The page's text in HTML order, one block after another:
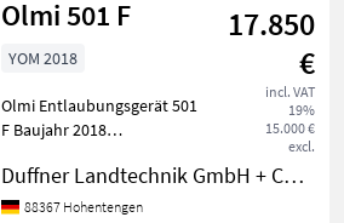
Other wine-
equipment
Olmi 501 F
17.850
€
incl. VAT
19%
15.000 €
excl.
YOM 2018
Olmi Entlaubungsgerät 501
F Baujahr 2018
Other fruit growing
equipment
Duffner Landtechnik GmbH + Co KG
88367 Hohentengen